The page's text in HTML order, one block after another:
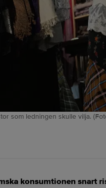
som ledningen skulle vilja.
konsumtionen snart